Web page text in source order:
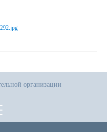
организации